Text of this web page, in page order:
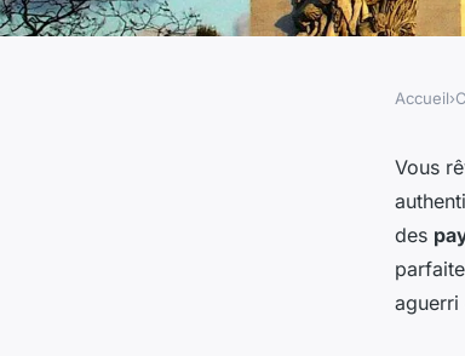
Comment
inclut des
pêcheurs en
Accueil›
Vous
des
aguerri